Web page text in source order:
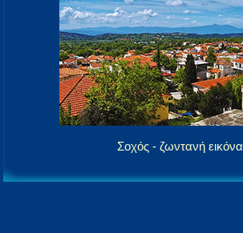
Σοχός - ζωντανή εικόνα